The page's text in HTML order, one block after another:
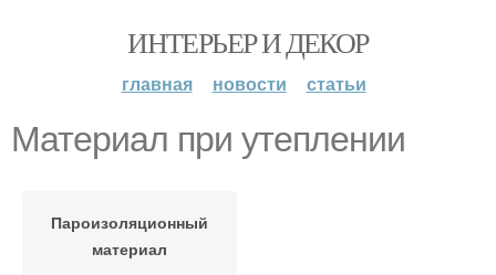
ИНТЕРЬЕР И ДЕКОР
главная новости статьи
Материал при утеплении
Пароизоляционный
материал